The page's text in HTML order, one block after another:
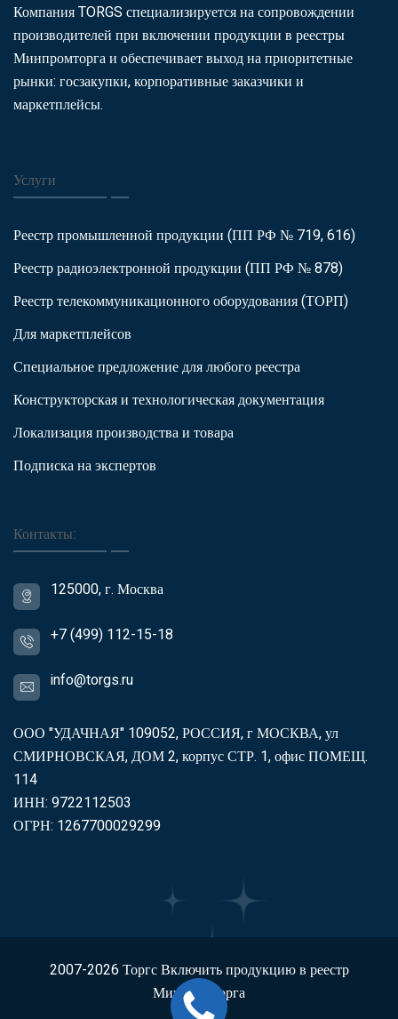
Компания TORGS специализируется на сопровождении
производителей при включении продукции в реестры
Минпромторга и обеспечивает выход на приоритетные
рынки: госзакупки, корпоративные заказчики и
маркетплейсы.
Услуги
Реестр промышленной продукции (ПП РФ № 719, 616)
Реестр радиоэлектронной продукции (ПП РФ № 878)
Реестр телекоммуникационного оборудования (ТОРП)
Для маркетплейсов
Специальное предложение для любого реестра
Конструкторская и технологическая документация
Локализация производства и товара
Подписка на экспертов
Контакты:
125000, г. Москва
+7 (499) 112-15-18
info@torgs.ru
ООО "УДАЧНАЯ" 109052, РОССИЯ, г МОСКВА, ул
СМИРНОВСКАЯ, ДОМ 2, корпус СТР. 1, офис ПОМЕЩ.
114
ИНН: 9722112503
ОГРН: 1267700029299
2007-2026ТоргсВключить продукцию в реестр
Минпромторга